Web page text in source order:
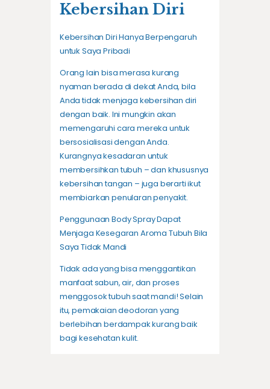
Kebersihan Diri
Kebersihan Diri Hanya Berpengaruh
untuk Saya Pribadi
Orang lain bisa merasa kurang
nyaman berada di dekat Anda, bila
Anda tidak menjaga kebersihan diri
dengan baik. Ini mungkin akan
memengaruhi cara mereka untuk
bersosialisasi dengan Anda.
Kurangnya kesadaran untuk
membersihkan tubuh – dan khususnya
kebersihan tangan – juga berarti ikut
membiarkan penularan penyakit.
Penggunaan Body Spray Dapat
Menjaga Kesegaran Aroma Tubuh Bila
Saya Tidak Mandi
Tidak ada yang bisa menggantikan
manfaat sabun, air, dan proses
menggosok tubuh saat mandi! Selain
itu, pemakaian deodoran yang
berlebihan berdampak kurang baik
bagi kesehatan kulit.